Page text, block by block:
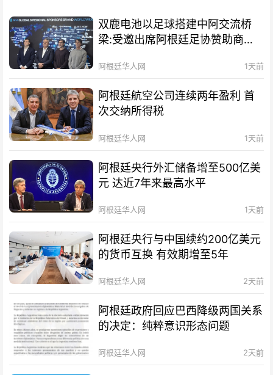
双鹿电池以足球搭建中阿交流桥
梁:受邀出席阿根廷足协赞助商招
阿根廷华人网 1天前
阿根廷航空公司连续两年盈利 首
次交纳所得税
阿根廷华人网 1天前
阿根廷央行外汇储备增至500亿美
元 达近7年来最高水平
阿根廷华人网 1天前
阿根廷央行与中国续约200亿美元
的货币互换 有效期增至5年
阿根廷华人网 2天前
阿根廷政府回应巴西降级两国关系
的决定：纯粹意识形态问题
阿根廷华人网 2天前